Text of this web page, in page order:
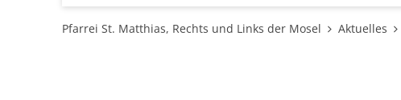
Pfarrei St. Matthias, Rechts und Links der Mosel Aktuelles